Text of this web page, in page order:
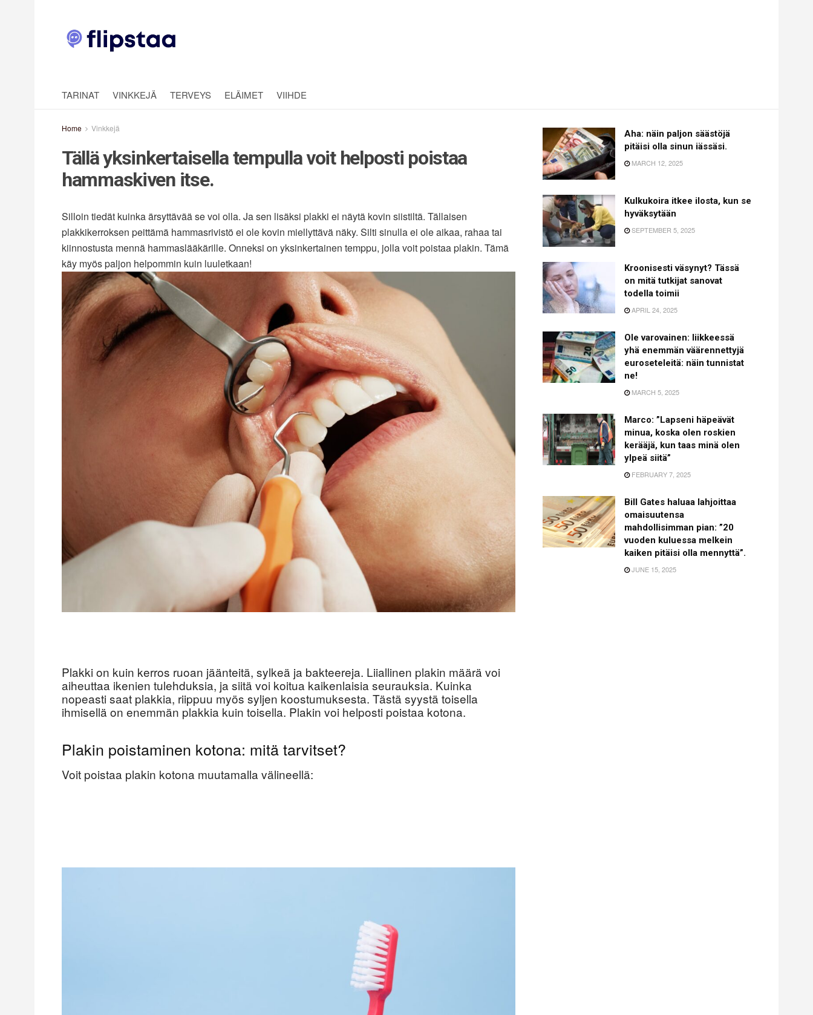
TARINAT VINKKEJÄ TERVEYS ELÄIMET VIIHDE
Home Vinkkejä
Tällä yksinkertaisella tempulla voit helposti poistaa
hammaskiven itse.
Silloin tiedät kuinka ärsyttävää se voi olla. Ja sen lisäksi plakki ei näytä kovin siistiltä. Tällaisen
plakkikerroksen peittämä hammasrivistö ei ole kovin miellyttävä näky. Silti sinulla ei ole aikaa, rahaa tai
kiinnostusta mennä hammaslääkärille. Onneksi on yksinkertainen temppu, jolla voit poistaa plakin. Tämä
käy myös paljon helpommin kuin luuletkaan!
Plakki on kuin kerros ruoan jäänteitä, sylkeä ja bakteereja. Liiallinen plakin määrä voi
aiheuttaa ikenien tulehduksia, ja siitä voi koitua kaikenlaisia seurauksia. Kuinka
nopeasti saat plakkia, riippuu myös syljen koostumuksesta. Tästä syystä toisella
ihmisellä on enemmän plakkia kuin toisella. Plakin voi helposti poistaa kotona.
Plakin poistaminen kotona: mitä tarvitset?
Voit poistaa plakin kotona muutamalla välineellä:
Aha: näin paljon säästöjä
pitäisi olla sinun iässäsi.
MARCH 12, 2025
Kulkukoira itkee ilosta, kun se
hyväksytään
SEPTEMBER 5, 2025
Kroonisesti väsynyt? Tässä
on mitä tutkijat sanovat
todella toimii
APRIL 24, 2025
Ole varovainen: liikkeessä
yhä enemmän väärennettyjä
euroseteleitä: näin tunnistat
ne!
MARCH 5, 2025
Marco: ”Lapseni häpeävät
minua, koska olen roskien
kerääjä, kun taas minä olen
ylpeä siitä”
FEBRUARY 7, 2025
Bill Gates haluaa lahjoittaa
omaisuutensa
mahdollisimman pian: ”20
vuoden kuluessa melkein
kaiken pitäisi olla mennyttä”.
JUNE 15, 2025